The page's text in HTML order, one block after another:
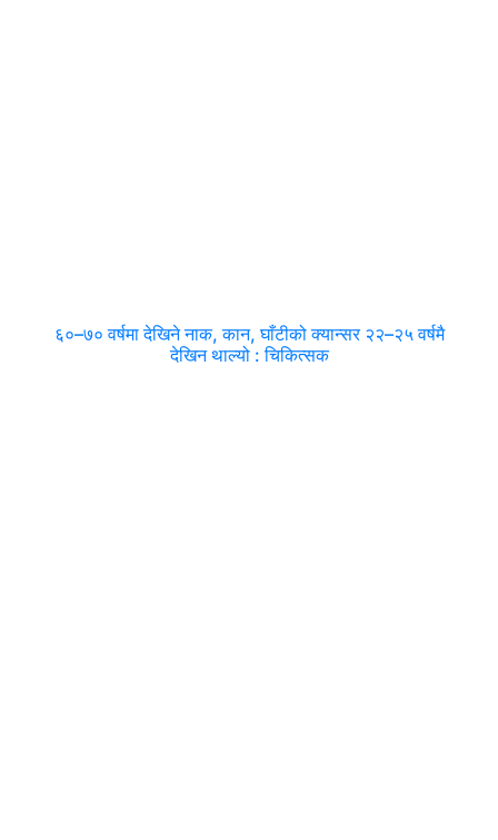
६०–७० वर्षमा देखिने नाक, कान, घाँटीको क्यान्सर २२–२५ वर्षमै
देखिन थाल्यो : चिकित्सक